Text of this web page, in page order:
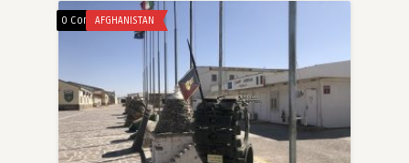
0 CommentsAFGHANISTAN